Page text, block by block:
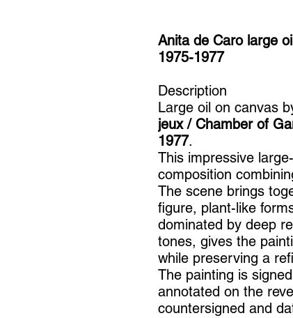
Anita de Caro large
1975-1977
Description
Large oil on canvas
jeux / Chamber of
1977.
This impressive
composition
The scene brings
figure, plant-like
dominated by deep
tones, gives the
while preserving a
The painting is signed
annotated on the
countersigned and